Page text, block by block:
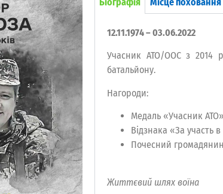
12.11.1974 – 03.06.2022
Учасник АТО/ООС з 2014
батальйону.
Нагороди:
Медаль «Учасник
Відзнака «За участь
Почесний
Життєвий шлях воїна